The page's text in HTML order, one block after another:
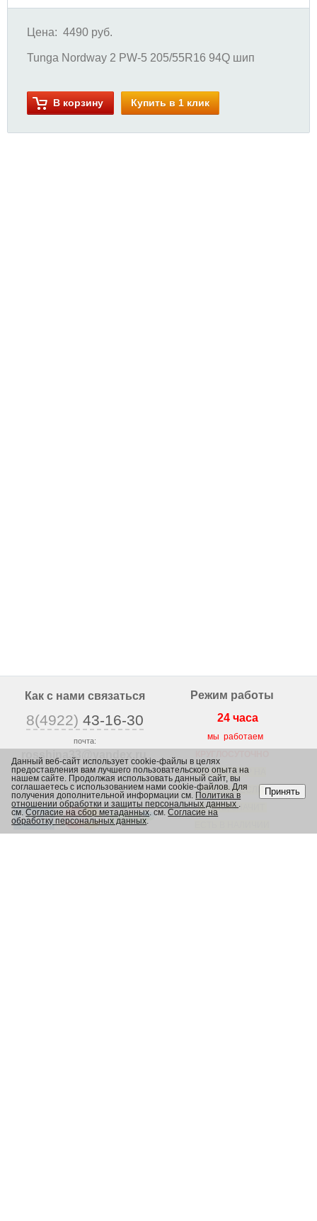
Цена: 4490 руб.
Tunga Nordway 2 PW-5 205/55R16 94Q шип
В корзину Купить в 1 клик
Как с нами связаться
8(4922) 43-16-30
почта:
rosshina33@yandex
г. Владимир,
ул. Юрьевская 1/2,
Режим работы
24 часа
мы работаем
ВЕСЬ ТОВАР НА
САЙТЕ, ЕСЛИ
ЕСТЬ, ЗНАЧИТ
Данный веб-сайт использует cookie-файлы в целях
предоставления вам лучшего пользовательского опыта на
нашем сайте. Продолжая использовать данный сайт, вы
соглашаетесь с использованием нами cookie-файлов. Для
получения дополнительной информации см. Политика в
отношении обработки и защиты персональных данных .
см.Согласие на сбор метаданных. см.Согласие на
обработку персональных данных.
Принять